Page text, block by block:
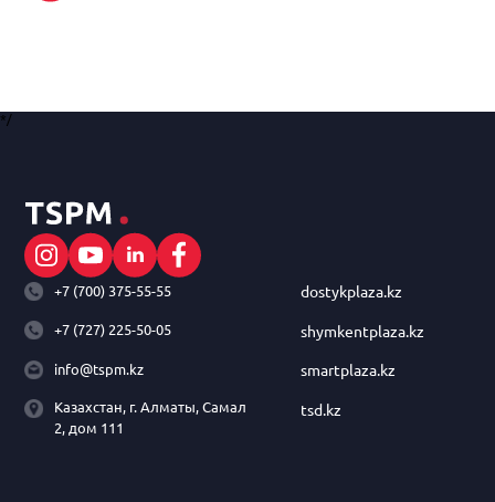
*/
+7 (700) 375-55-55
+7 (727) 225-50-05
info@tspm.kz
Казахстан, г. Алматы, Самал
2, дом 111
dostykplaza.kz
shymkentplaza.kz
smartplaza.kz
tsd.kz